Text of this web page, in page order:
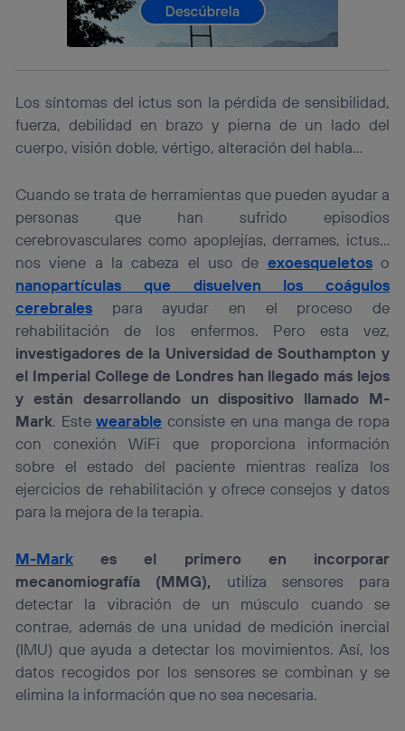
Los síntomas del ictus son la pérdida de sensibilidad,
fuerza, debilidad en brazo y pierna de un lado del
cuerpo, visión doble, vértigo, alteración del habla…
Cuando se trata de herramientas que pueden ayudar a
personas que han sufrido episodios
cerebrovasculares como apoplejías, derrames, ictus…
nos viene a la cabeza el uso de exoesqueletoso
nanopartículas que disuelven los coágulos
cerebrales para ayudar en el proceso de
rehabilitación de los enfermos. Pero esta vez,
investigadores de la Universidad de Southampton y
el Imperial College de Londres han llegado más lejos
y están desarrollando un dispositivo llamado M-
Mark. Estewearable consiste en una manga de ropa
con conexión WiFi que proporciona información
sobre el estado del paciente mientras realiza los
ejercicios de rehabilitación y ofrece consejos y datos
para la mejora de la terapia.
M-Mark es el primero en incorporar
mecanomiografía (MMG), utiliza sensores para
detectar la vibración de un músculo cuando se
contrae, además de una unidad de medición inercial
(IMU) que ayuda a detectar los movimientos. Así, los
datos recogidos por los sensores se combinan y se
elimina la información que no sea necesaria.
Este identificador se asigna a la conexión de internet, por
lo que cualquier persona que conecte su dispositivo y
identificador. Típicamente:
Si utilizas unaconexión de banda ancha (p. ej., Wi-Fi),
el marketing o análisis se realizará en función de las
actividades de navegación de los miembros del hogar
que hayan dado su consentimiento.
personalizado, ya que se basará únicamente en la
navegación del usuario del móvil.
Puedes gestionar los consentimientos Utiq seleccionando
“Administrar Utiq” en la parte inferior de esta página web o
visitando el portal de privacidad de Utiq
(“consenthub”)
. Para más información, consulta
política de privacidad de Utiq